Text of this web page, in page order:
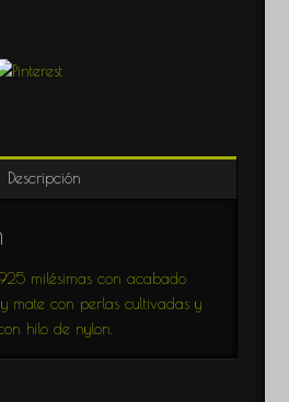
Descripción
milésimas con acabado
mate con perlas cultivadas y
hilo de nylon.